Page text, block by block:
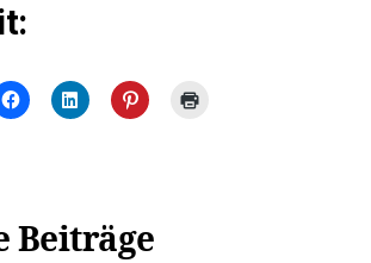
Beiträge